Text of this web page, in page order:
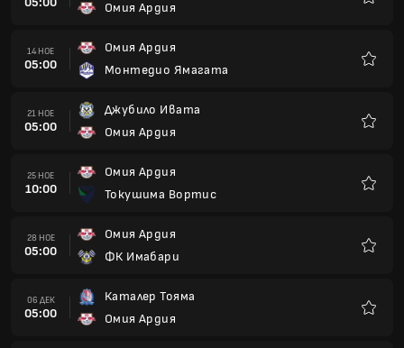
Омия Ардия
14 НОЕ
05:00
Омия Ардия
Монтедио Ямагата
21 НОЕ
05:00
Джубило Ивата
Омия Ардия
25 НОЕ
10:00
Омия Ардия
Токушима Вортис
28 НОЕ
05:00
Омия Ардия
ФК Имабари
06 ДЕК
05:00
Каталер Тояма
Омия Ардия